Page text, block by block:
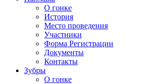
О гонке
История
Место проведения
Участники
Форма Регистрации
Документы
Контакты
Зубры
О гонке